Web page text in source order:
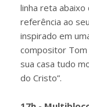
linha reta
referência ao
inspirado em
compositor Tom
sua casa tudo
do Cristo”.